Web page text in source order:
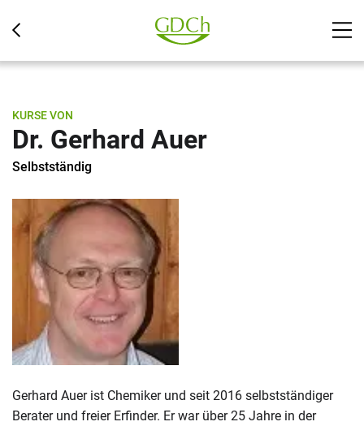
KURSE VON
Dr. Gerhard Auer
Selbstständig
Gerhard Auer ist Chemiker und seit 2016 selbstständiger
Berater und freier Erfinder. Er war über 25 Jahre in der